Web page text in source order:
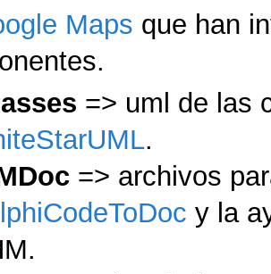
Maps que han
=> uml de las
.
=> archivos
y la